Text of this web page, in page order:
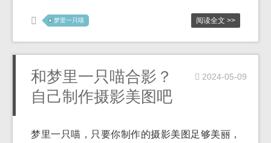
梦里一只喵 阅读全文 >>
和梦里一只喵合影？
自己制作摄影美图吧
2024-05-09
梦里一只喵，只要你制作的摄影美图足够美丽，